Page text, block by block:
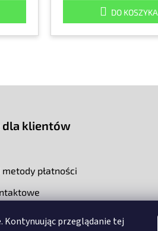
Kontynuując przeglądanie tej
DO KOSZYKA
klientów
metody płatności